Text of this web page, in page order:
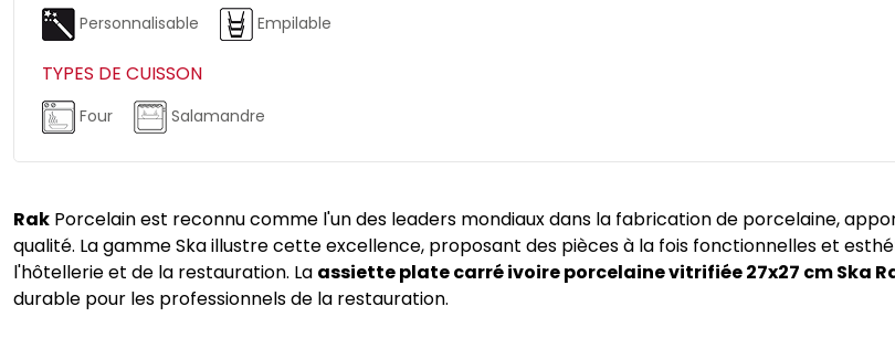
Personnalisable Empilable
TYPES DE CUISSON
Four Salamandre
Rak Porcelain est reconnu comme l'un des leaders mondiaux dans la fabrication de porcelaine,
qualité. La gamme Ska illustre cette excellence, proposant des pièces à la fois fonctionnelles et
l'hôtellerie et de la restauration. La assiette plate carré ivoire porcelaine vitrifiée 27x27 cm Ska
durable pour les professionnels de la restauration.